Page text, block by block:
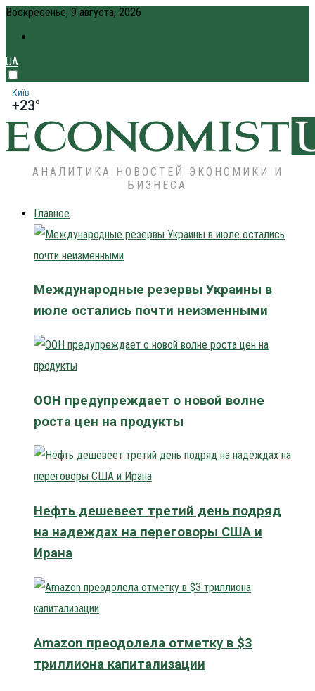
Воскресенье, 9 августа, 2026
UA
Київ
+23°
АНАЛИТИКА НОВОСТЕЙ ЭКОНОМИКИ И
БИЗНЕСА
Главное
Международные резервы Украины в
июле остались почти неизменными
ООН предупреждает о новой волне
роста цен на продукты
Нефть дешевеет третий день подряд
на надеждах на переговоры США и
Ирана
Amazon преодолела отметку в $3
триллиона капитализации